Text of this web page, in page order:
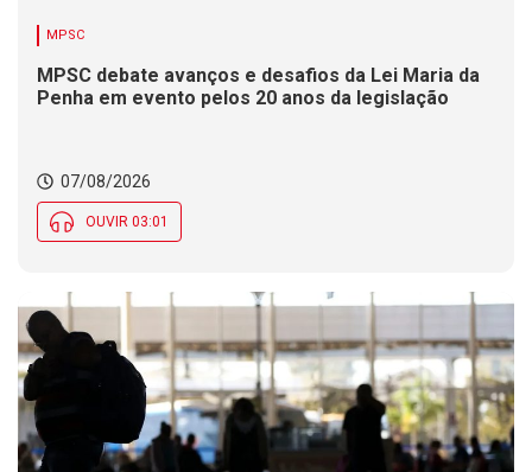
MPSC
MPSC debate avanços e desafios da Lei Maria da
Penha em evento pelos 20 anos da legislação
07/08/2026
OUVIR 03:01